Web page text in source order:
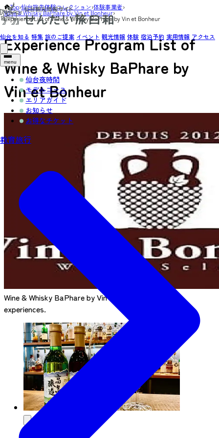
仙台を知る 特集 旅のご提案 イベント 観光情報 体験 宿泊予約 実用情報 アクセス
menu
仙台夜時間
モデルコース
エリアガイド
お知らせ
お得なチケット
教育旅行
Top›仙台旅先体験コレクション›体験事業者›
Wine & Whisky BaPhare by Vin et Bonheur›
Experience List of Wine & Whisky BaPhare by Vin et Bonheur
Experience Program List of
Wine & Whisky BaPhare by
Vin et Bonheur
Wine & Whisky BaPhare by Vin et Bonheur has 2
experiences.